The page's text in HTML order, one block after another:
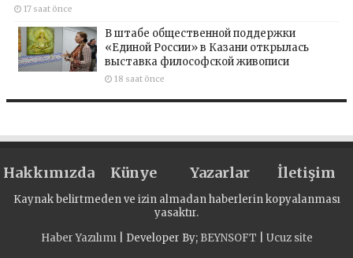
17 saat önce
В штабе общественной поддержки
«Единой России» в Казани открылась
выставка философской живописи
18 saat önce
Hakkımızda Künye Yazarlar İletişim
Kaynak belirtmeden ve izin almadan haberlerin kopyalanması
yasaktır.
Haber Yazılımı| Developer By; BEYNSOFT Ucuz site